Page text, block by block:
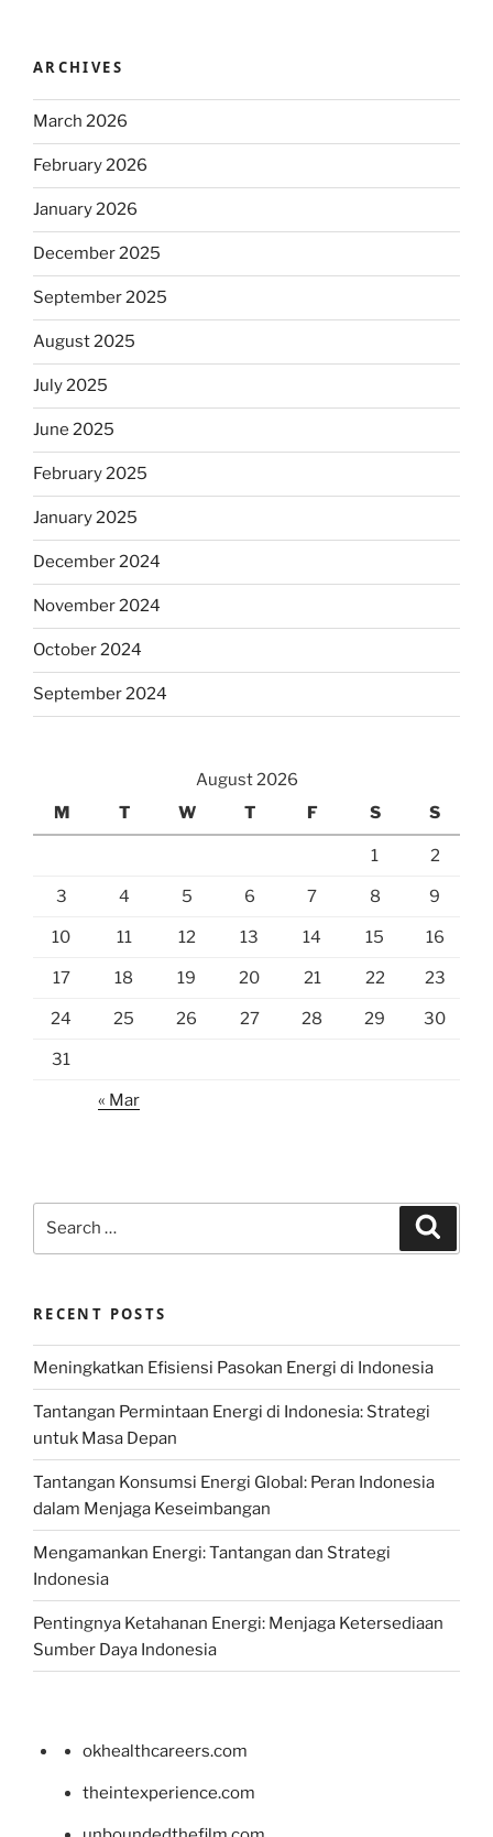
ARCHIVES
March 2026
February 2026
January 2026
December 2025
September 2025
August 2025
July 2025
June 2025
February 2025
January 2025
December 2024
November 2024
October 2024
September 2024
August 2026
M
T W T F S S
1 2
3 4 5 6 7 8 9
10 11 12 13 14 15 16
17 18 19 20 21 22 23
24 25 26 27 28 29 30
31
« Mar
RECENT POSTS
Meningkatkan Efisiensi Pasokan Energi di Indonesia
Tantangan Permintaan Energi di Indonesia: Strategi
untuk Masa Depan
Tantangan Konsumsi Energi Global: Peran Indonesia
dalam Menjaga Keseimbangan
Mengamankan Energi: Tantangan dan Strategi
Indonesia
Pentingnya Ketahanan Energi: Menjaga Ketersediaan
Sumber Daya Indonesia
okhealthcareers.com
theintexperience.com